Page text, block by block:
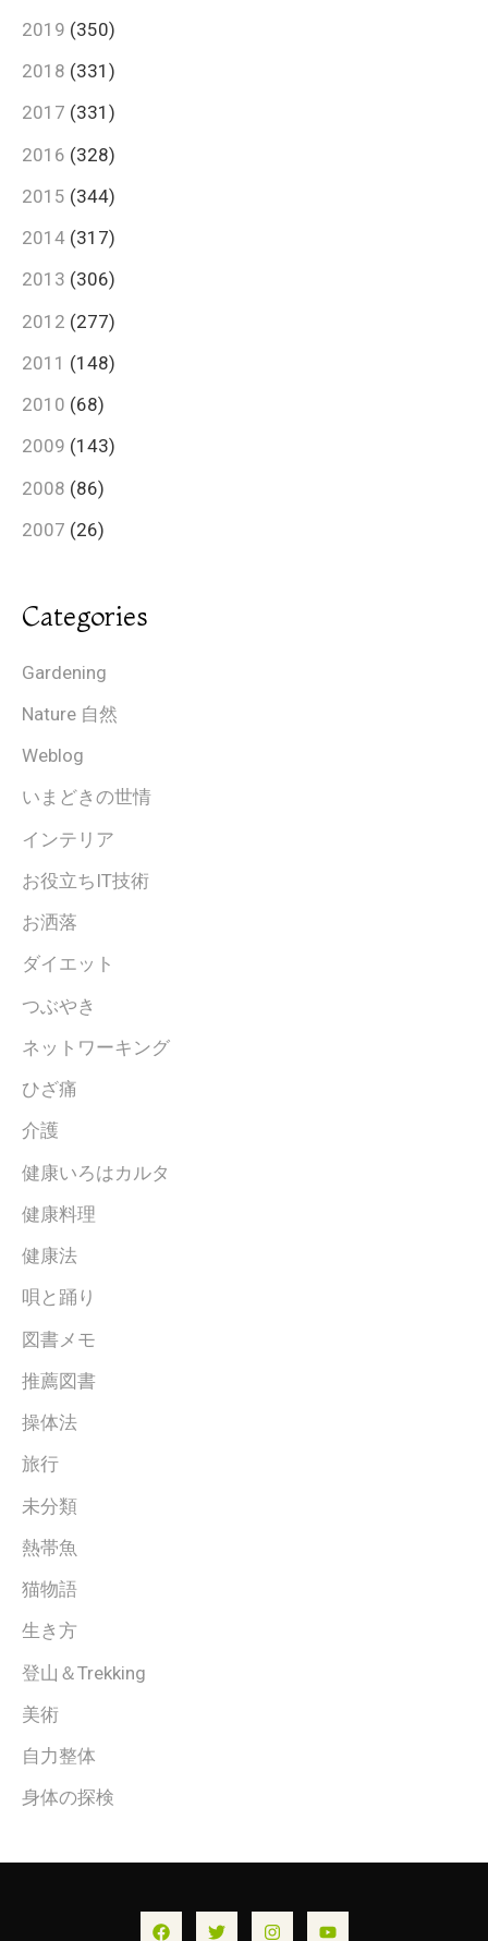
2019 (350)
2018 (331)
2017 (331)
2016 (328)
2015 (344)
2014 (317)
2013 (306)
2012 (277)
2011 (148)
2010 (68)
2009 (143)
2008 (86)
2007 (26)
Categories
Gardening
Nature 自然
Weblog
いまどきの世情
インテリア
お役立ちIT技術
お洒落
ダイエット
つぶやき
ネットワーキング
ひざ痛
介護
健康いろはカルタ
健康料理
健康法
唄と踊り
図書メモ
推薦図書
操体法
旅行
未分類
熱帯魚
猫物語
生き方
登山＆Trekking
美術
自力整体
身体の探検